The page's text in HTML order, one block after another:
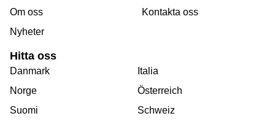
Om oss
Nyheter
Kontakta oss
Hitta oss
Danmark
Norge
Suomi
Italia
Österreich
Schweiz